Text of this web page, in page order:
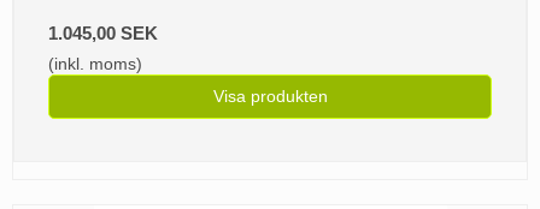
1.045,00 SEK
(inkl. moms)
Visa produkten